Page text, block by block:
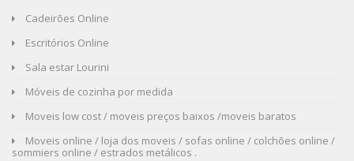
Cadeirões Online
Escritórios Online
Sala estar Lourini
Móveis de cozinha por medida
Moveis low cost / moveis preços baixos /moveis baratos
Moveis online / loja dos moveis / sofas online / colchões online /
sommiers online / estrados metálicos .